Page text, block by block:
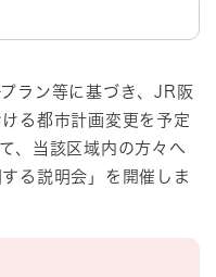
ラン等に基づき、JR阪
る都市計画変更を予定
、当該区域内の方々へ
る説明会」を開催しま